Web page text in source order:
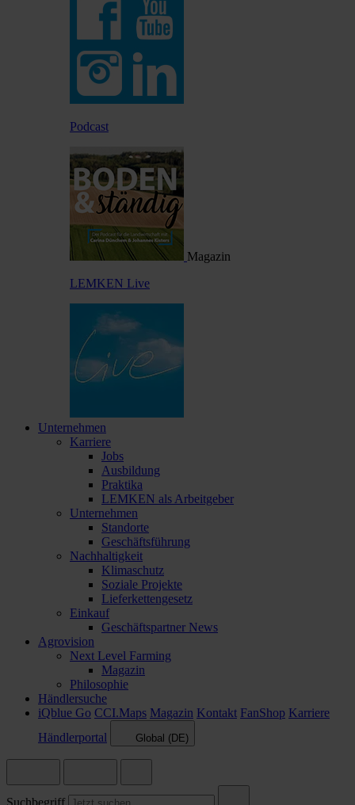
Podcast
Magazin
LEMKEN Live
Unternehmen
Karriere
Jobs
Ausbildung
Praktika
LEMKEN als Arbeitgeber
Unternehmen
Standorte
Geschäftsführung
Nachhaltigkeit
Klimaschutz
Soziale Projekte
Lieferkettengesetz
Einkauf
Geschäftspartner News
Agrovision
Next Level Farming
Magazin
Philosophie
Händlersuche
iQblue Go CCI.Maps Magazin Kontakt FanShop Karriere
Händlerportal
Global (DE)
Suchbegriff